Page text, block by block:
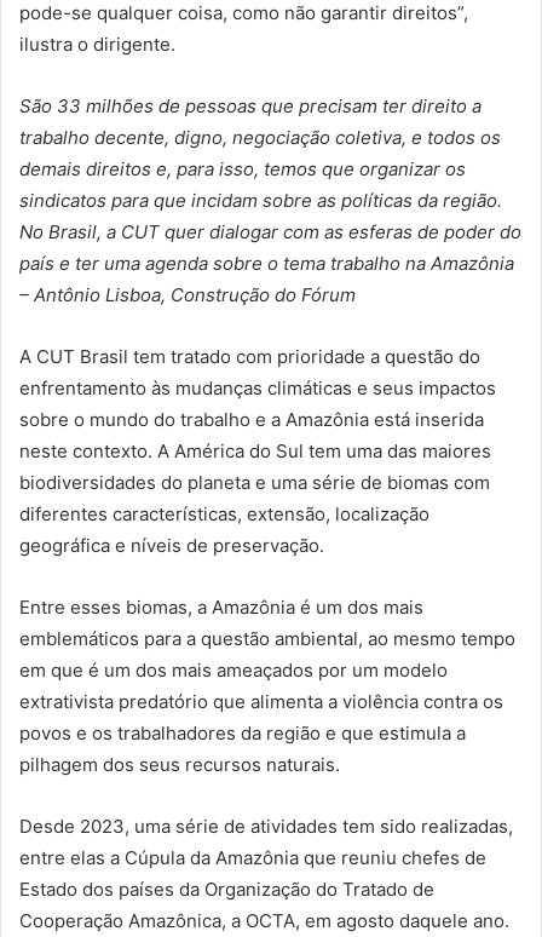
pode-se qualquer coisa, como não garantir direitos”,
ilustra o dirigente.
São 33 milhões de pessoas que precisam ter direito a
trabalho decente, digno, negociação coletiva, e todos os
demais direitos e, para isso, temos que organizar os
sindicatos para que incidam sobre as políticas da região.
No Brasil, a CUT quer dialogar com as esferas de poder do
país e ter uma agenda sobre o tema trabalho na Amazônia
– Antônio Lisboa, Construção do Fórum
A CUT Brasil tem tratado com prioridade a questão do
enfrentamento às mudanças climáticas e seus impactos
sobre o mundo do trabalho e a Amazônia está inserida
neste contexto. A América do Sul tem uma das maiores
biodiversidades do planeta e uma série de biomas com
diferentes características, extensão, localização
geográfica e níveis de preservação.
Entre esses biomas, a Amazônia é um dos mais
emblemáticos para a questão ambiental, ao mesmo tempo
em que é um dos mais ameaçados por um modelo
extrativista predatório que alimenta a violência contra os
povos e os trabalhadores da região e que estimula a
pilhagem dos seus recursos naturais.
Desde 2023, uma série de atividades tem sido realizadas,
entre elas a Cúpula da Amazônia que reuniu chefes de
Estado dos países da Organização do Tratado de
Cooperação Amazônica, a OCTA, em agosto daquele ano.